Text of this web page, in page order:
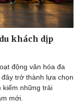
- Gia đình
khách dịp
động văn hóa đa
trở thành lựa chọn
kiếm những trải
mới.